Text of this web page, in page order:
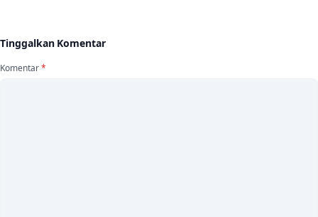
Tinggalkan Komentar
Komentar *